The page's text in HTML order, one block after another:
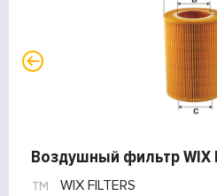
Воздушный фильтр WIX
WIX FILTERS